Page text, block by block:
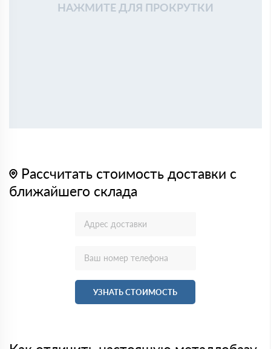
НАЖМИТЕ ДЛЯ ПРОКРУТКИ
Рассчитать стоимость доставки с
ближайшего склада
УЗНАТЬ СТОИМОСТЬ